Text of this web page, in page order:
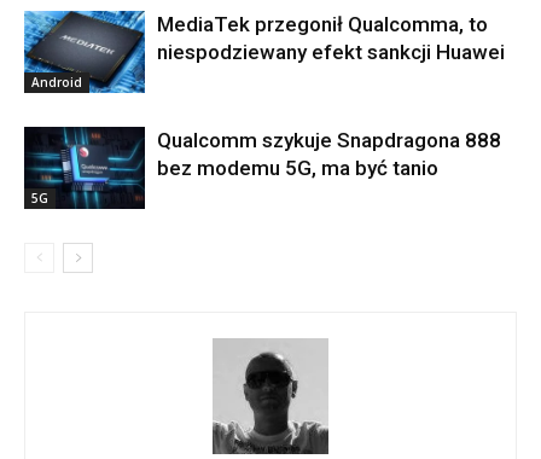
Android
MediaTek przegonił Qualcomma, to
niespodziewany efekt sankcji Huawei
5G
Qualcomm szykuje Snapdragona 888
bez modemu 5G, ma być tanio